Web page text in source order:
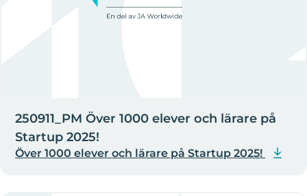
250911_PM Över 1000 elever och lärare på
Startup 2025!
Över 1000 elever och lärare på Startup 2025!